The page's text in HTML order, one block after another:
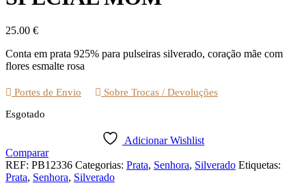
25.00 €
Conta em prata 925% para pulseiras silverado, coração mãe com
flores esmalte rosa
Portes de Envio
Sobre Trocas / Devoluções
Esgotado
Adicionar Wishlist
Comparar
REF: PB12336 Categorias: Prata, Senhora, Silverado Etiquetas:
Prata, Senhora, Silverado